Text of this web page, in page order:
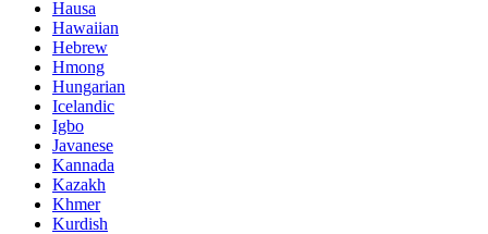
Hausa
Hawaiian
Hebrew
Hmong
Hungarian
Icelandic
Igbo
Javanese
Kannada
Kazakh
Khmer
Kurdish